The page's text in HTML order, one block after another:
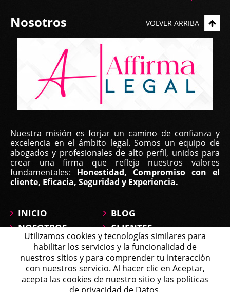
Nosotros
Nuestra misión es forjar un camino de confianza y
excelencia en el ámbito legal. Somos un equipo de
abogados y profesionales de alto perfil, unidos para
crear una firma que refleja nuestros valores
fundamentales: Honestidad, Compromiso con el
cliente, Eficacia, Seguridad y Experiencia.
VOLVER ARRIBA
INICIO
NOSOTROS
ÁREAS DE
PRÁCTICA
PREGUNTAS
BLOG
CLIENTES
CONTÁCTANOS
MAPA DEL SITIO
Michell
Agente en Línea
Chatea ahora
Utilizamos cookies y tecnologías similares para
habilitar los servicios y la funcionalidad de
nuestros sitios y para comprender tu interacción
con nuestros servicio. Al hacer clic en Aceptar,
acepta las cookies de nuestro sitio y las políticas